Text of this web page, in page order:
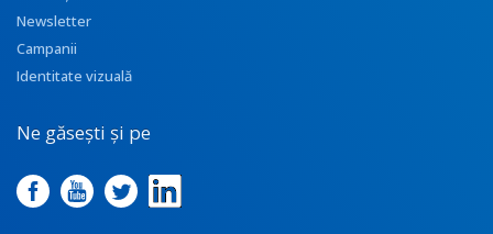
Newsletter
Campanii
Identitate vizuală
Ne găsești și pe